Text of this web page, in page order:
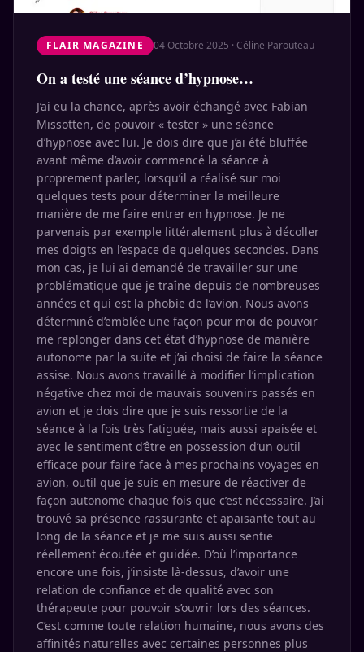
FLAIR MAGAZINE 04 Octobre 2025 · Céline Parouteau
On a testé une séance d’hypnose…
J’ai eu la chance, après avoir échangé avec Fabian
Missotten, de pouvoir « tester » une séance
d’hypnose avec lui. Je dois dire que j’ai été bluffée
avant même d’avoir commencé la séance à
proprement parler, lorsqu’il a réalisé sur moi
quelques tests pour déterminer la meilleure
manière de me faire entrer en hypnose. Je ne
parvenais par exemple littéralement plus à décoller
mes doigts en l’espace de quelques secondes. Dans
mon cas, je lui ai demandé de travailler sur une
problématique que je traîne depuis de nombreuses
années et qui est la phobie de l’avion. Nous avons
déterminé d’emblée une façon pour moi de pouvoir
me replonger dans cet état d’hypnose de manière
autonome par la suite et j’ai choisi de faire la séance
assise. Nous avons travaillé à modifier l’implication
négative chez moi de mauvais souvenirs passés en
avion et je dois dire que je suis ressortie de la
séance à la fois très fatiguée, mais aussi apaisée et
avec le sentiment d’être en possession d’un outil
efficace pour faire face à mes prochains voyages en
avion, outil que je suis en mesure de réactiver de
façon autonome chaque fois que c’est nécessaire. J’ai
trouvé sa présence rassurante et apaisante tout au
long de la séance et je me suis aussi sentie
réellement écoutée et guidée. D’où l’importance
encore une fois, j’insiste là-dessus, d’avoir une
relation de confiance et de qualité avec son
thérapeute pour pouvoir s’ouvrir lors des séances.
C’est comme toute relation humaine, nous avons des
affinités naturelles avec certaines personnes plus